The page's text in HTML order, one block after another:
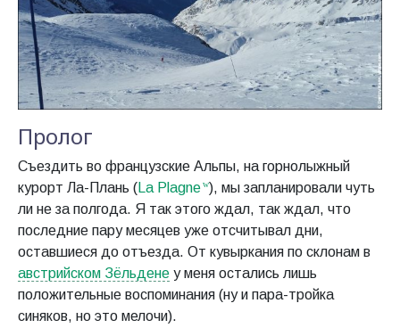
Пролог
Съездить во французские Альпы, на горнолыжный
курорт Ла-Плань ( La Plagne ), мы запланировали чуть
ли не за полгода. Я так этого ждал, так ждал, что
последние пару месяцев уже отсчитывал дни,
оставшиеся до отъезда. От кувыркания по склонам в
австрийском Зёльдене у меня остались лишь
положительные воспоминания (ну и пара-тройка
синяков, но это мелочи).